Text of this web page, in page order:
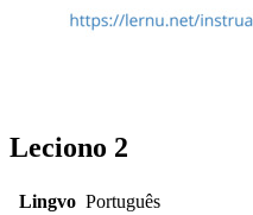
Leciono 2
Lingvo Português